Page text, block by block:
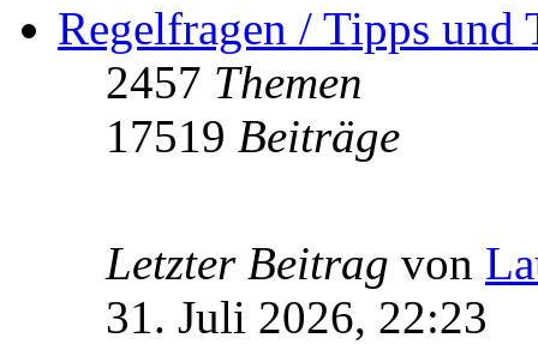
Regelfragen / Tipps und
2457 Themen
17519 Beiträge
Letzter Beitrag von
31. Juli 2026, 22:23